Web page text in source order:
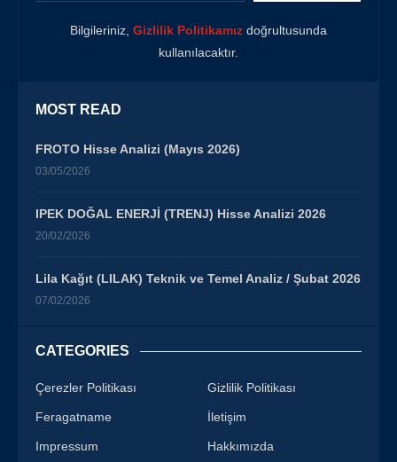
CATEGORIES
Çerezler Politikası Gizlilik Politikası
Feragatname İletişim
Impressum Hakkımızda
Bilgileriniz, Gizlilik Politikamız doğrultusunda
kullanılacaktır.
MOST READ
FROTO Hisse Analizi (Mayıs 2026)
03/05/2026
IPEK DOĞAL ENERJİ (TRENJ) Hisse Analizi 2026
20/02/2026
Lila Kağıt (LILAK) Teknik ve Temel Analiz / Şubat 2026
07/02/2026